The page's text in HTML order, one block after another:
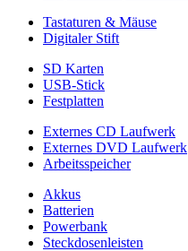
Tastaturen & Mäuse
Digitaler Stift
SD Karten
USB-Stick
Festplatten
Externes CD Laufwerk
Externes DVD Laufwerk
Arbeitsspeicher
Akkus
Batterien
Powerbank
Steckdosenleisten